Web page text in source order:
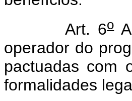
Art. 6oA
operador do
pactuadas com
formalidades